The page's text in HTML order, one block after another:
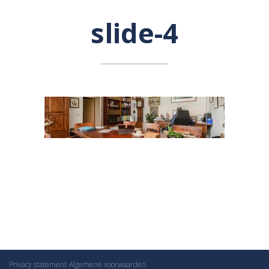
slide-4
Privacy statement Algemene voorwaarden